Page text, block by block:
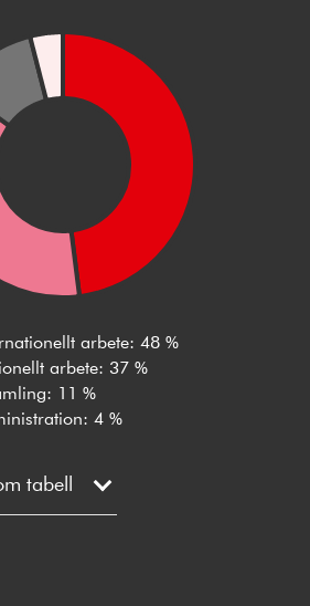
arbete: 48 %
arbete: 37 %
11 %
4 %
tabell